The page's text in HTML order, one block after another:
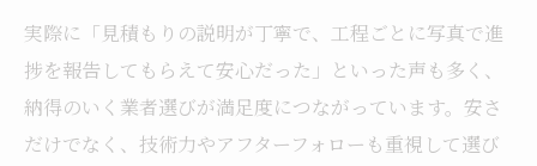
実際に「見積もりの説明が丁寧で、工程ごとに写真で進
捗を報告してもらえて安心だった」といった声も多く、
納得のいく業者選びが満足度につながっています。安さ
だけでなく、技術力やアフターフォローも重視して選び